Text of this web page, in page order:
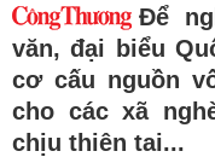
Để
văn, đại biểu
cơ cấu nguồn
cho các xã
chịu thiên tai...